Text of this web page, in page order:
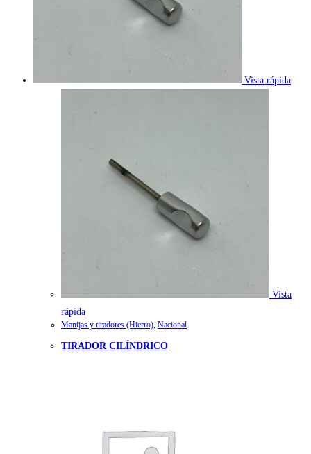
Vista rápida
Vista
rápida
Manijas y tiradores (Hierro), Nacional
TIRADOR CILÍNDRICO